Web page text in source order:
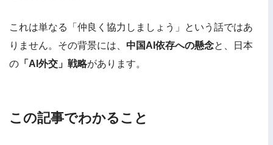
これは単なる「仲良く協力しましょう」という話ではあ
りません。その背景には、 中国AI依存への懸念と、日本
の 「AI外交」戦略があります。
この記事でわかること